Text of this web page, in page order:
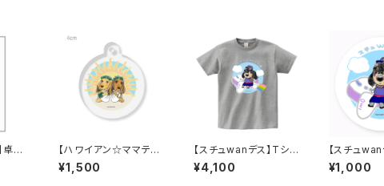
卓上
【ハワイアン☆ママテラ
ス】コーティング円形キ
ーホルダー
¥1,500
【スチュwanデス】Tシャ
ツ／杢グレー
¥4,100
【スチュwan
いステッカー
¥1,000